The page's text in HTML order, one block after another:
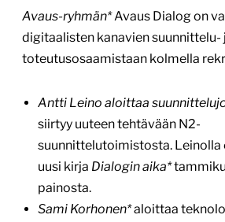
Avaus-ryhmän*Avaus Dialog on
digitaalisten kanavien suunnittelu-
toteutusosaamistaan kolmella
Antti Leino aloittaa
siirtyy uuteen tehtävään N2-
suunnittelutoimistosta. Leinolla
uusi kirja Dialogin aika*
painosta.
Sami Korhonen*aloittaa